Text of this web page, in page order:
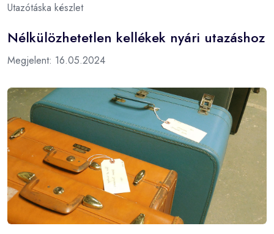
Utazótáska készlet
Nélkülözhetetlen kellékek nyári utazáshoz
Megjelent: 16.05.2024